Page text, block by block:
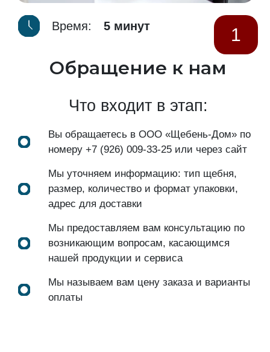
Время: 5 минут 1
Обращение к нам
Что входит в этап:
Вы обращаетесь в ООО «Щебень-Дом» по
номеру +7 (926) 009-33-25 или через сайт
Мы уточняем информацию: тип щебня,
размер, количество и формат упаковки,
адрес для доставки
Мы предоставляем вам консультацию по
возникающим вопросам, касающимся
нашей продукции и сервиса
Мы называем вам цену заказа и варианты
оплаты